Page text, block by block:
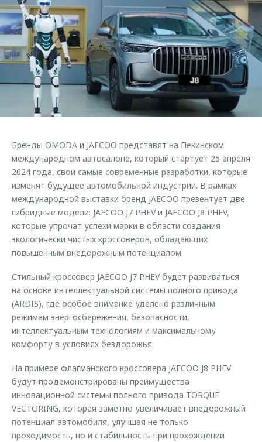
Страхование
Кредитный калькулятор
Аксессуары
Одежда и сувениры
Оригинальные аксессуары
Запчасти
Калькулятор трейд-ин
Клиентская поддержка
O&J Автоклуб
Клуб владельцев OMODA
Приложение O&J
Аксессуары
Одежда и сувениры
Запчасти
Обратная связь
Бренды OMODA и JAECOO представят на Пекинском
международном автосалоне, который стартует 25 апреля
2024 года, свои самые современные разработки, которые
изменят будущее автомобильной индустрии. В рамках
международной выставки бренд JAECOO презентует две
гибридные модели: JAECOO J7 PHEV и JAECOO J8 PHEV,
которые упрочат успехи марки в области создания
экологически чистых кроссоверов, обладающих
повышенным внедорожным потенциалом.
Стильный кроссовер JAECOO J7 PHEV будет развиваться
на основе интеллектуальной системы полного привода
(ARDIS), где особое внимание уделено различным
режимам энергосбережения, безопасности,
интеллектуальным технологиям и максимальному
комфорту в условиях бездорожья.
На примере флагманского кроссовера JAECOO J8 PHEV
будут продемонстрированы преимущества
инновационной системы полного привода TORQUE
VECTORING, которая заметно увеличивает внедорожный
потенциал автомобиля, улучшая не только
проходимость, но и стабильность при прохождении